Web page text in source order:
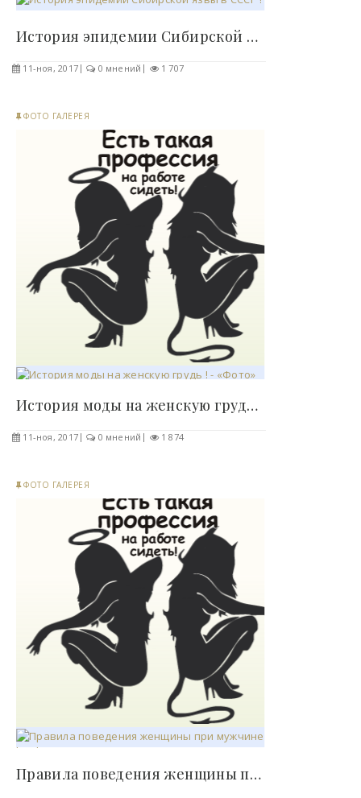
История эпидемии Сибирской язвы в СССР ! - «Фото»..
11-ноя, 2017 0 мнений 1 707
ФОТО ГАЛЕРЕЯ
История моды на женскую грудь ! - «Фото»..
11-ноя, 2017 0 мнений 1 874
ФОТО ГАЛЕРЕЯ
Правила поведения женщины при мужчине ! - «Фото»..